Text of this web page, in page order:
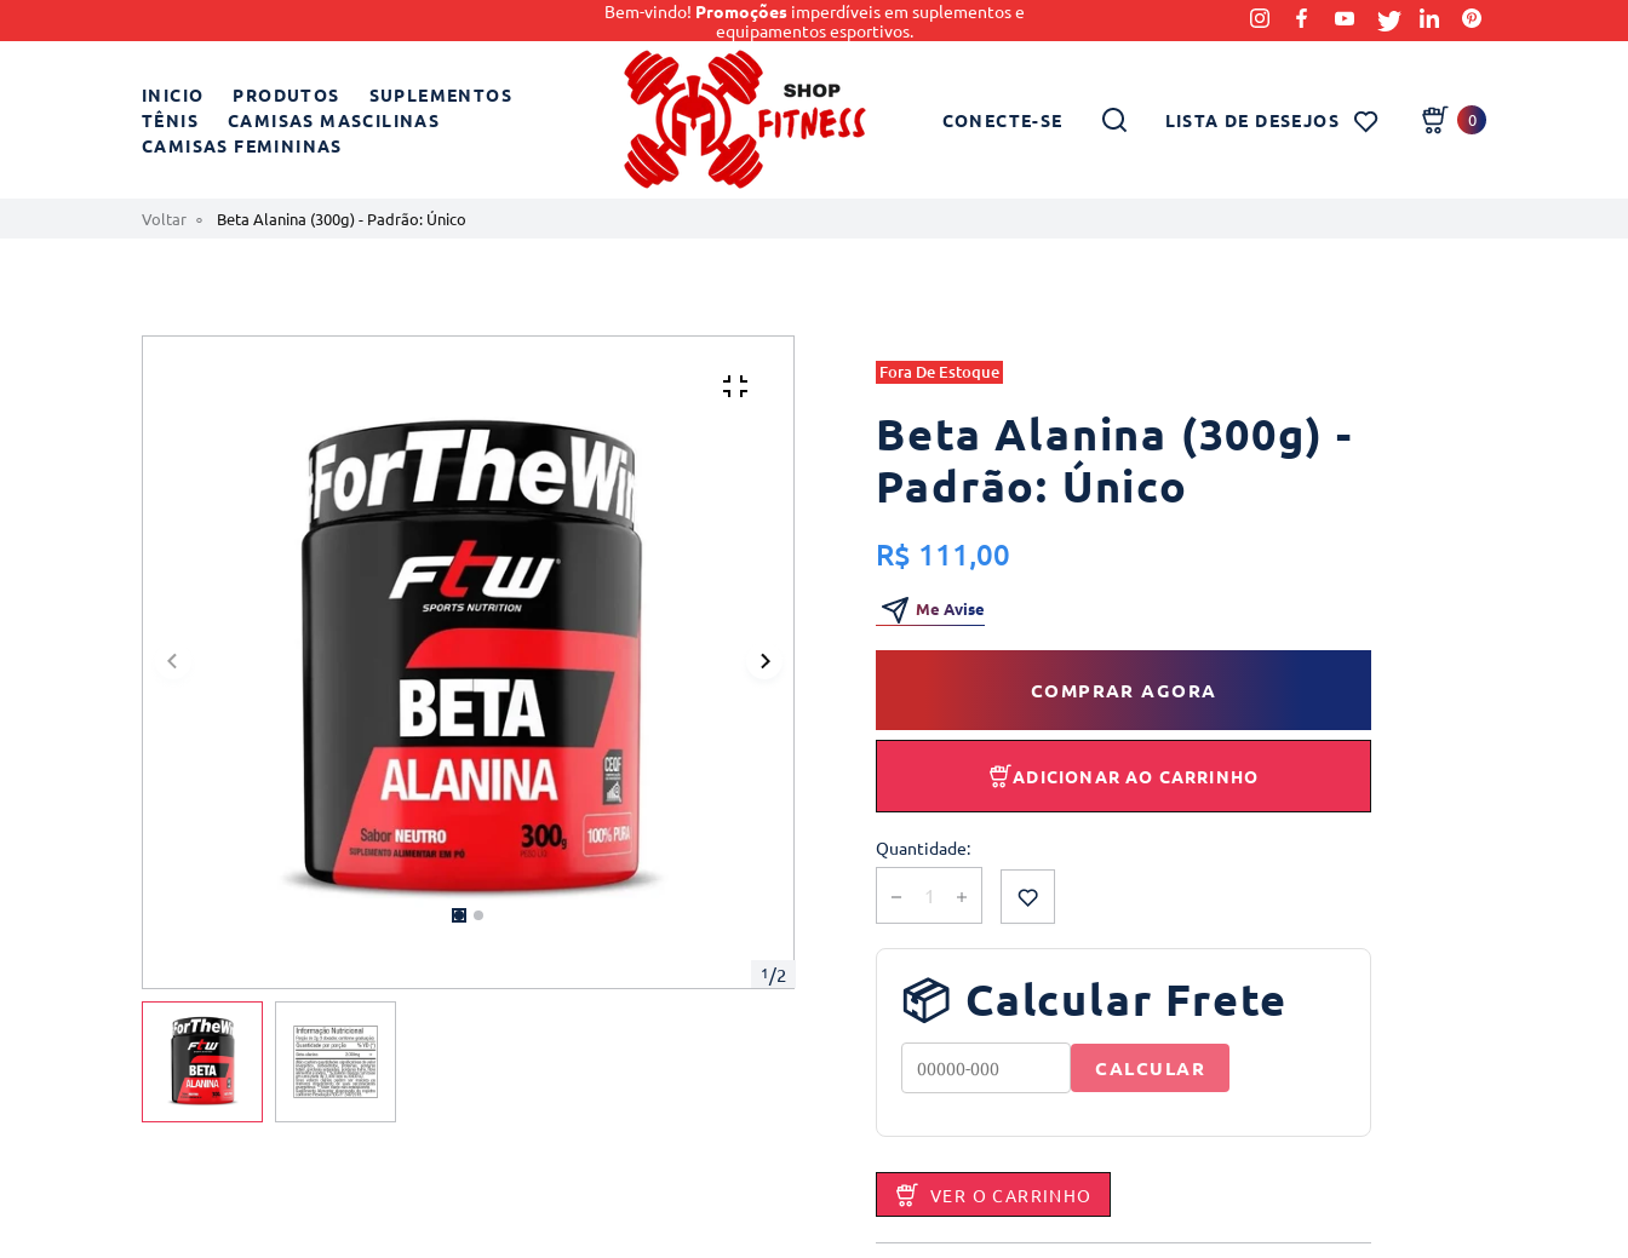
Bem-vindo! Promoçõesimperdíveis em suplementos e
equipamentos esportivos.
INICIO PRODUTOS
SUPLEMENTOS
TÊNIS
CAMISAS MASCILINAS
CAMISAS FEMININAS
CONECTE-SE LISTA DE DESEJOS 0
Voltar Beta Alanina (300g) - Padrão: Único
1/2
Fora De Estoque
Beta Alanina (300g) -
Padrão: Único
R$ 111,00
Me Avise
COMPRAR AGORA
ADICIONAR AO CARRINHO
Quantidade:
📦 Calcular Frete
CALCULAR
VER O CARRINHO